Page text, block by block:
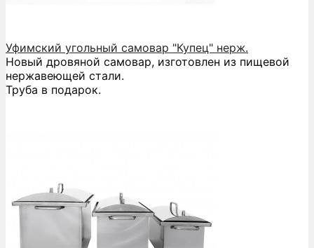
Уфимский угольный самовар "Купец" нерж.
Новый дровяной самовар, изготовлен из пищевой
нержавеющей стали.
Труба в подарок.